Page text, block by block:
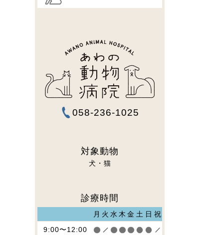
058-236-1025
対象動物
犬 猫
診療時間
月 火 水 木 金 土 日 祝
9:00〜12:00